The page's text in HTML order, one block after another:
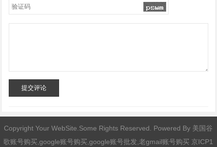
提交评论
Copyright Your WebSite.Some Rights Reserved. Powered By 美国谷
歌账号购买,google账号购买,google账号批发,老gmail账号购买 京ICP1